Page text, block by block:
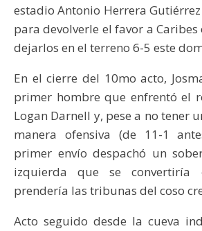
estadio Antonio Herrera
para devolverle el favor a
dejarlos en el terreno 6-5 este
En el cierre del 10mo acto,
primer hombre que enfrentó el
Logan Darnell y, pese a no tener
manera ofensiva (de 11-1
primer envío despachó un
izquierda que se
prendería las tribunas del coso
Acto seguido desde la cueva